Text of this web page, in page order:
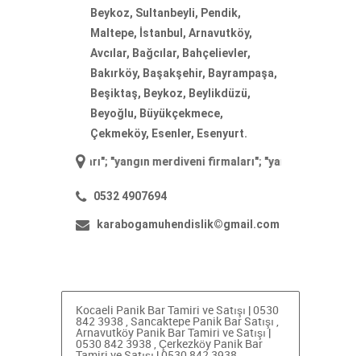
Beykoz, Sultanbeyli, Pendik,
Maltepe, İstanbul, Arnavutköy,
Avcılar, Bağcılar, Bahçelievler,
Bakırköy, Başakşehir, Bayrampaşa,
Beşiktaş, Beykoz, Beylikdüzü,
Beyoğlu, Büyükçekmece,
Çekmeköy, Esenler, Esenyurt.
yangın merdiveni firmaları"; " yangın merdiveni imalatı
0532 4907694
karabogamuhendislik©gmail.com
Kocaeli Panik Bar Tamiri ve Satışı | 0530
842 3938
Sancaktepe Panik Bar Satışı
Arnavutköy Panik Bar Tamiri ve Satışı |
0530 842 3938
Çerkezköy Panik Bar